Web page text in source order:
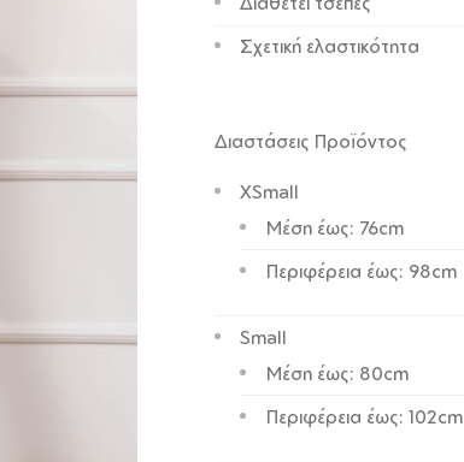
Σχετική ελαστικότητα
Διαστάσεις Προϊόντος
XSmall
Μέση έως: 76cm
Περιφέρεια έως: 98cm
Small
Μέση έως: 80cm
Περιφέρεια έως: 102cm